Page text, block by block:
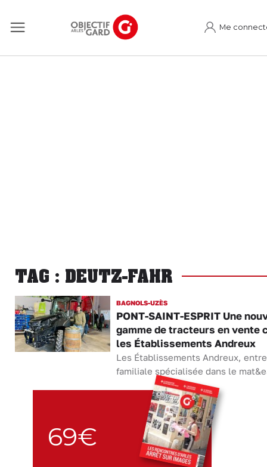
Me
TAG : DEUTZ-FAHR
BAGNOLS-UZÈS
PONT-SAINT-ESPRIT Une
gamme de tracteurs en vente
les Établissements Andreux
Les Établissements Andreux,
familiale spécialisée dans le
69€